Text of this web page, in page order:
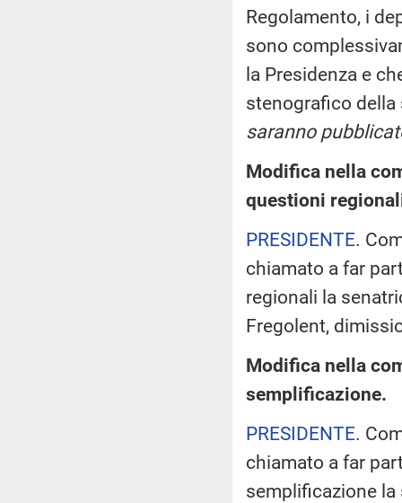
Regolamento, i
sono
la Presidenza e
stenografico
saranno
Modifica nella
questioni
PRESIDENTE.
chiamato a far
regionali la
Fregolent,
Modifica nella
semplificazione.
PRESIDENTE.
chiamato a far
semplificazione la